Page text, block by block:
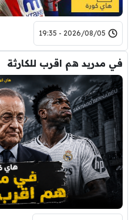
2026/08/05 - 19:35
في مدريد هم اقرب للكارثة